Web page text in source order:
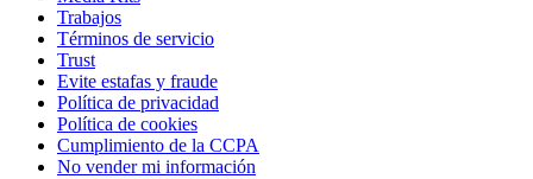
Trabajos
Términos de servicio
Trust
Evite estafas y fraude
Política de privacidad
Política de cookies
Cumplimiento de la CCPA
No vender mi información